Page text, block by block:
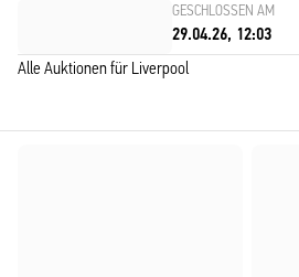
GESCHLOSSEN AM
29.04.26, 12:03
Alle Auktionen für Liverpool